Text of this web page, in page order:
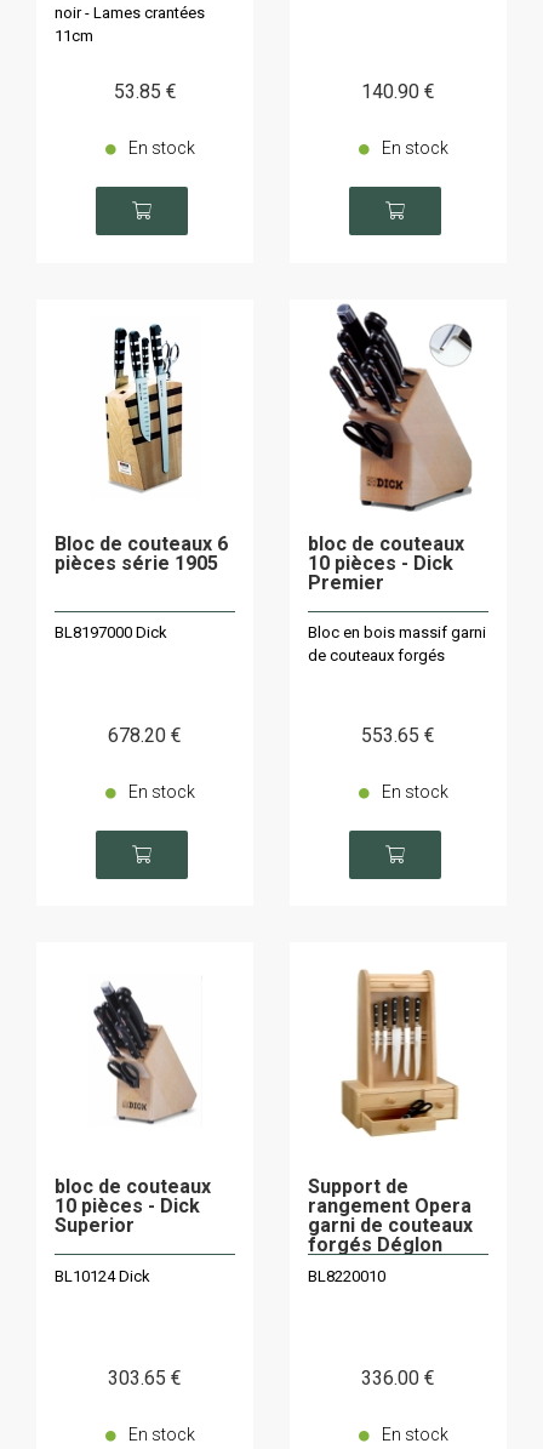
noir - Lames crantées
11cm
53.85 €
En stock
140.90 €
En stock
Bloc de couteaux 6
pièces série 1905
BL8197000 Dick
678.20 €
En stock
bloc de couteaux
10 pièces - Dick
Premier
Bloc en bois massif garni
de couteaux forgés
553.65 €
En stock
bloc de couteaux
10 pièces - Dick
Superior
BL10124 Dick
303.65 €
En stock
Support de
rangement Opera
garni de couteaux
forgés Déglon
BL8220010
336.00 €
En stock